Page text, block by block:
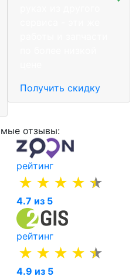
Получить скидку
отзывы:
рейтинг
4.7 из 5
рейтинг
4.9 из 5